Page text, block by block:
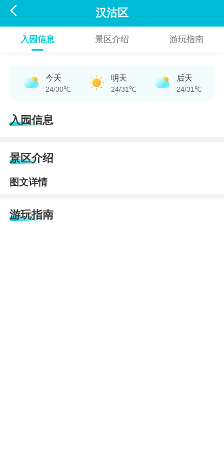
 汉沽区
入园信息 景区介绍 游玩指南
今天
24/30℃
明天
24/31℃
后天
24/31℃
入园信息
景区介绍
图文详情
游玩指南